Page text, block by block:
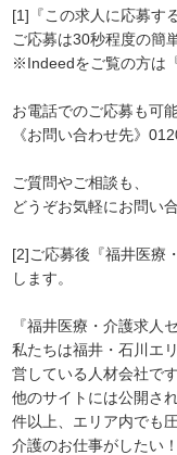
[1]『この求人に応募す
ご応募は30秒程度の簡
※Indeedをご覧の方は
お電話でのご応募も可能
《お問い合わせ先》
ご質問やご相談も、
どうぞお気軽にお問い
[2]ご応募後『福井医療
します。
『福井医療・介護求人
私たちは福井・石川エ
営している人材会社で
他のサイトには公開さ
件以上、エリア内でも
介護のお仕事がしたい